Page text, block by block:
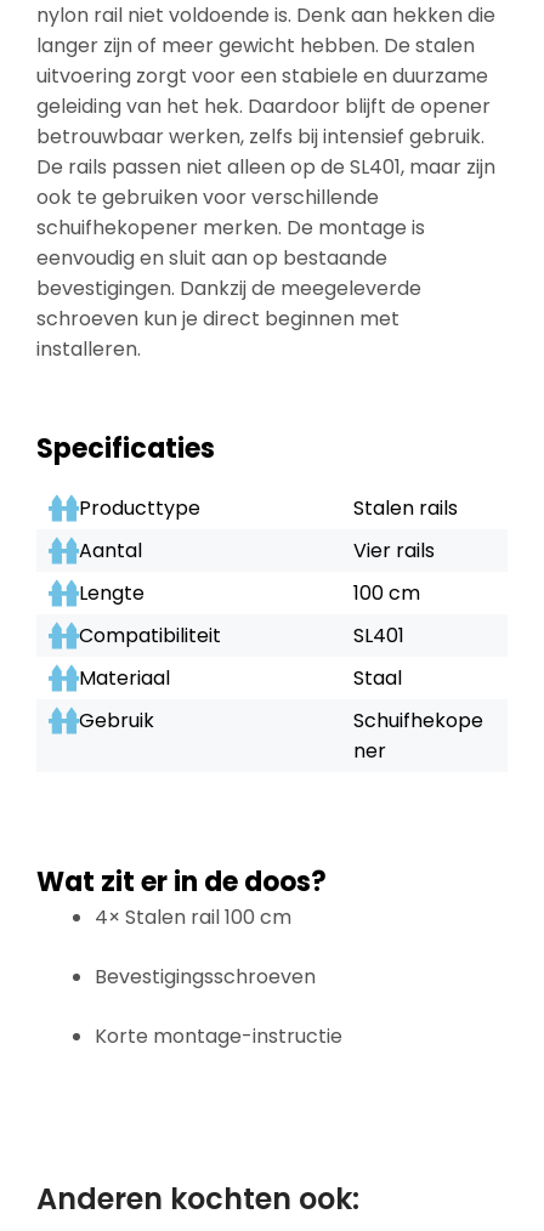
nylon rail niet voldoende is. Denk aan hekken die
langer zijn of meer gewicht hebben. De stalen
uitvoering zorgt voor een stabiele en duurzame
geleiding van het hek. Daardoor blijft de opener
betrouwbaar werken, zelfs bij intensief gebruik.
De rails passen niet alleen op de SL401, maar zijn
ook te gebruiken voor verschillende
schuifhekopener merken. De montage is
eenvoudig en sluit aan op bestaande
bevestigingen. Dankzij de meegeleverde
schroeven kun je direct beginnen met
installeren.
Specificaties
Producttype
Stalen rails
Aantal
Vier rails
Lengte
100 cm
Compatibiliteit
SL401
Materiaal
Staal
Gebruik
Schuifhekope
ner
Wat zit er in de doos?
4× Stalen rail 100 cm
Bevestigingsschroeven
Korte montage-instructie
Anderen kochten ook: